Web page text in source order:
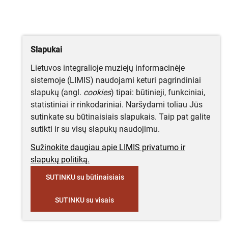
Slapukai
Lietuvos integralioje muziejų informacinėje
sistemoje (LIMIS) naudojami keturi pagrindiniai
slapukų (angl. cookies) tipai: būtinieji, funkciniai,
statistiniai ir rinkodariniai. Naršydami toliau Jūs
sutinkate su būtinaisiais slapukais. Taip pat galite
sutikti ir su visų slapukų naudojimu.
Sužinokite daugiau apie LIMIS privatumo ir
slapukų politiką.
SUTINKU su būtinaisiais
SUTINKU su visais